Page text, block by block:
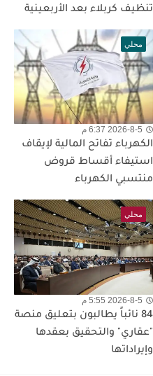
تنظيف كربلاء بعد الأربعينية
محلي
2026-8-5 6:37 م
الكهرباء تفاتح المالية لإيقاف
استيفاء أقساط قروض
منتسبي الكهرباء
محلي
2026-8-5 5:55 م
84 نائباً يطالبون بتعليق منصة
"عقاري" والتحقيق بعقدها
وإيراداتها